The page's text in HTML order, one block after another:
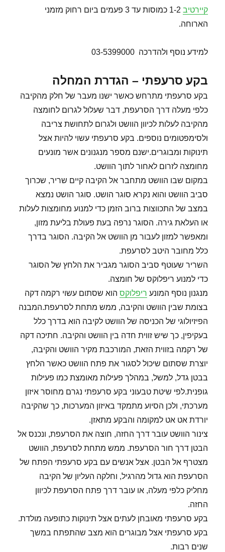
קיירטיב
1-2 כמוסות עד 3 פעמים ביום רחוק מזמני
הארוחה.
למידע נוסף ולהדרכה 03-5399000
בקע סרעפתי – הגדרת המחלה
בקע סרעפתי מתרחש כאשר ישנו מעבר של חלק מהקיבה
כלפי מעלה דרך הסרעפת, דבר שעלול לגרום לחומצה
מהקיבה לעלות לכיוון הוושט ולגרום לתחושת צריבה
ולסימפטומים נוספים. בקע סרעפתי עשוי להיות אצל
תינוקות ומבוגרים.ישנם מספר מנגנונים אשר מונעים
מחומצה לזרום לאחור לתוך הוושט.
במקום שבו הוושט מתחבר אל הקיבה קיים שריר, שכרוך
סביב הוושט והוא נקרא סוגר הושט. סוגר הושט נמצא
במצב של התכווצות ברוב הזמן כדי למנוע מחומצות לעלות
או העלאת גירה. הסוגר נרפה בעת פעולת בליעת מזון,
ומאפשר למזון לעבור מן הוושט אל הקיבה. הסוגר בדרך
כלל מחובר היטב לסרעפת.
השריר שעוטף סביב הסוגר מגביר את הלחץ של הסוגר
כדי למנוע ריפלוקס של חומצה.
מנגנון נוסף המונע ריפלוקס הוא שסתום עשוי רקמה דקה
בצומת שבין הוושט והקיבה, ממש מתחת לסרעפת.המבנה
הפיזיולוגי של הכניסה של הוושט לקיבה הוא בדרך כלל
בעקיפין, כך שיש זווית חדה בין הוושט והקיבה. חתיכה דקה
של רקמה בזווית הזאת, המורכבת מקיר הוושט והקיבה,
יוצרת שסתום שיכול לסגור את פתח הוושט כאשר הלחץ
בבטן גדל, למשל, במהלך פעילות מאומצת כמו פעילות
גופנית.לפי שיטת טבעוני בקע סרעפתי נגרם מחוסר איזון
מערכתי, ולכן הסיוע מתמקד באיזון המערכות, כך שהקיבה
יורדת אט אט למקומה והבקע מתאזן.
צינור הוושט עובר דרך החזה, חוצה את הסרעפת, ונכנס אל
הבטן דרך חור הסרעפת. ממש מתחת לסרעפת, הוושט
מצטרף אל הבטן. אצל אנשים עם בקע סרעפתי הפתח של
הסרעפת הוא גדול מהרגיל, וחלקה העליון של הקיבה
מחליק כלפי מעלה, או עובר דרך פתח הסרעפת לכיוון
החזה.
בקע סרעפתי מאובחן לעתים אצל תינוקות כתופעה מולדת.
בקע סרעפתי אצל מבוגרים הוא מצב שהתפתח במשך
שנים רבות.